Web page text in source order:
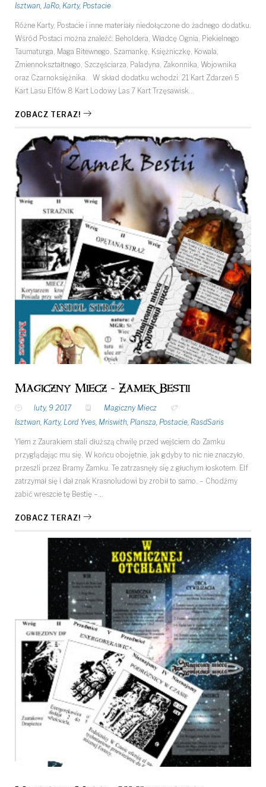
Isztwan JaRo Karty, Postacie
Różne Karty, Postacie i inne materiały niedołączone do żadnego dodatku.
Wśród Postaci można znaleźć: Beholdera, Władcę Ognia, Piekielnego
Taumaturga, Maga Bitewnego, Szamankę, Księżniczkę, Kowala,
Zmiennokształtnego, Szczęściarza, Paladyna, Zakonnika, Wojownika
oraz Czarnoksiężnika. W skład dodatku wchodzi: 21 Kart Zdarzeń 5
Kart Lasu Elfów 8 Kart Lodowy Las 7 Kart Trzęsawisk…
ZOBACZ TERAZ!
Magiczny Miecz - Zamek Bestii
luty, 9 2017
Magiczny Miecz
Isztwan Karty, Lord Yves Mriswith Plansza Postacie RasdSaris
Ylem z Zaurakiem stali dłuższą chwilę przed wejściem do Zamku
przyglądając mu się. W końcu obojętnie, jak gdyby to nic nie znaczyło,
przeszli przez Bramy Zamku. Te zatrzasnęły się z głuchym łoskotem. Elf
zatrzymał się i dał znak Krasnoludowi by zrobił to samo. – Chodźmy
zabić wreszcie tę Bestię –…
ZOBACZ TERAZ!